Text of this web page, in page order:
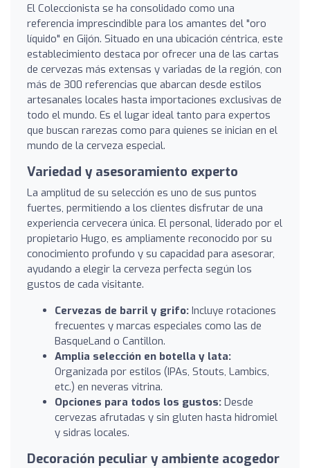
El Coleccionista se ha consolidado como una
referencia imprescindible para los amantes del "oro
líquido" en Gijón. Situado en una ubicación céntrica, este
establecimiento destaca por ofrecer una de las cartas
de cervezas más extensas y variadas de la región, con
más de 300 referencias que abarcan desde estilos
artesanales locales hasta importaciones exclusivas de
todo el mundo. Es el lugar ideal tanto para expertos
que buscan rarezas como para quienes se inician en el
mundo de la cerveza especial.
Variedad y asesoramiento experto
La amplitud de su selección es uno de sus puntos
fuertes, permitiendo a los clientes disfrutar de una
experiencia cervecera única. El personal, liderado por el
propietario Hugo, es ampliamente reconocido por su
conocimiento profundo y su capacidad para asesorar,
ayudando a elegir la cerveza perfecta según los
gustos de cada visitante.
Cervezas de barril y grifo: Incluye rotaciones
frecuentes y marcas especiales como las de
BasqueLand o Cantillon.
Amplia selección en botella y lata:
Organizada por estilos (IPAs, Stouts, Lambics,
etc.) en neveras vitrina.
Opciones para todos los gustos: Desde
cervezas afrutadas y sin gluten hasta hidromiel
y sidras locales.
Decoración peculiar y ambiente acogedor